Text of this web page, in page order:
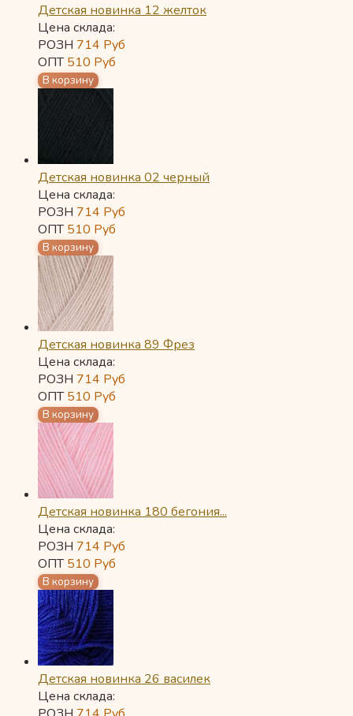
Детская новинка 12 желток
Цена склада:
РОЗН 714 Руб
ОПТ510 Руб
Детская новинка 02 черный
Цена склада:
РОЗН 714 Руб
ОПТ510 Руб
Детская новинка 89 Фрез
Цена склада:
РОЗН 714 Руб
ОПТ510 Руб
Детская новинка 180 бегония...
Цена склада:
РОЗН 714 Руб
ОПТ510 Руб
Детская новинка 26 василек
Цена склада: